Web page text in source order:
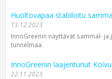
Huoltovapaa stabiloitu
13.12.2023
InnoGreenin näyttävät sammal-
tunnelmaa.
InnoGreenin laajentunut
22.11.2023